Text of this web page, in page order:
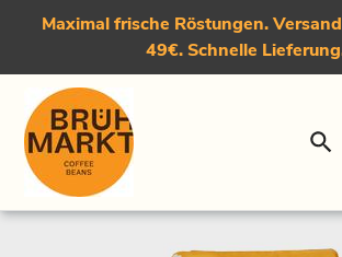
Direkt
Maximal frische Röstungen.
49€. Schnelle
Startseite › Der Welür, Medium-Dark Roast Kaffee